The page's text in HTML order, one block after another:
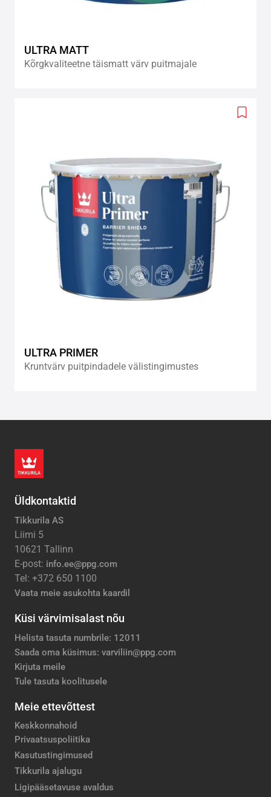
ULTRA MATT
Kõrgkvaliteetne täismatt värv puitmajale
Add
ULTRA PRIMER
Kruntvärv puitpindadele välistingimustes
Üldkontaktid
Tikkurila AS
Liimi 5
10621 Tallinn
E-post: info.ee@ppg.com
Tel: +372 650 1100
Vaata meie asukohta kaardil
Küsi värvimisalast nõu
Helista tasuta numbrile: 12011
Saada oma küsimus: varviliin@ppg.com
Kirjuta meile
Tule tasuta koolitusele
Meie ettevõttest
Keskkonnahoid
Privaatsuspoliitika
Kasutustingimused
Tikkurila ajalugu
Ligipääsetavuse avaldus